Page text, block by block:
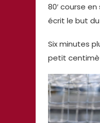
80′ course
écrit le but du
Six minutes
petit